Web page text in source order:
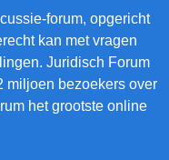
forum, opgericht
kan met vragen
Juridisch Forum
miljoen bezoekers over
het grootste online